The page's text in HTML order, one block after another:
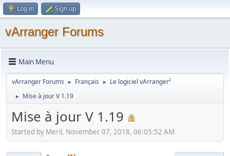
Log in Sign up
vArranger Forums
Main Menu
vArranger Forums ► Français ► Le logiciel vArranger²
► Mise à jour V 1.19
Mise à jour V 1.19
Started by Meril, November 07, 2018, 06:05:52 AM